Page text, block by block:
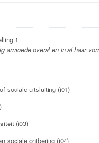
1
armoede overal en in al haar
sociale uitsluiting (i01)
(i03)
sociale ontbering (i04)